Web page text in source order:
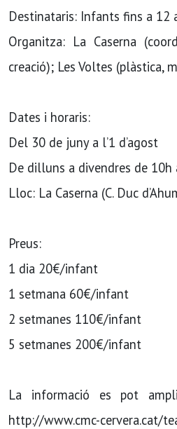
Destinataris: Infants fins a 12
Organitza: La Caserna
creació); Les Voltes (plàstica,
Dates i horaris:
Del 30 de juny a l’1 d’agost
De dilluns a divendres de 10h
Lloc: La Caserna (C. Duc
Preus:
1 dia 20€/infant
1 setmana 60€/infant
2 setmanes 110€/infant
5 setmanes 200€/infant
La informació es pot
http://www.cmc-cervera.cat/